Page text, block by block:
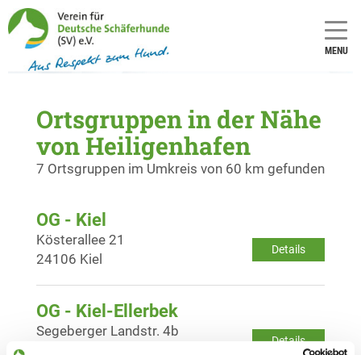
MENU
Ortsgruppen in der Nähe
von Heiligenhafen
7 Ortsgruppen im Umkreis von 60 km gefunden
OG - Kiel
Details
Kösterallee 21
24106 Kiel
OG - Kiel-Ellerbek
Details
Segeberger Landstr. 4b